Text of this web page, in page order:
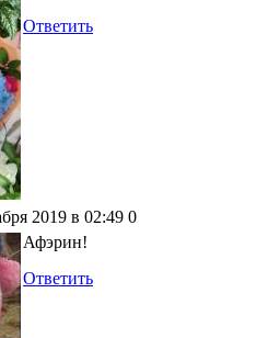
Ответить
2019 в 02:49 0
Афэрин!
Ответить